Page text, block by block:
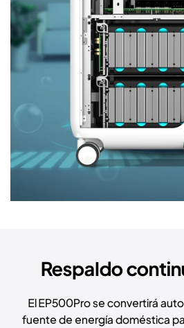
Respaldo
El EP500Pro se convertirá
fuente de energía doméstica